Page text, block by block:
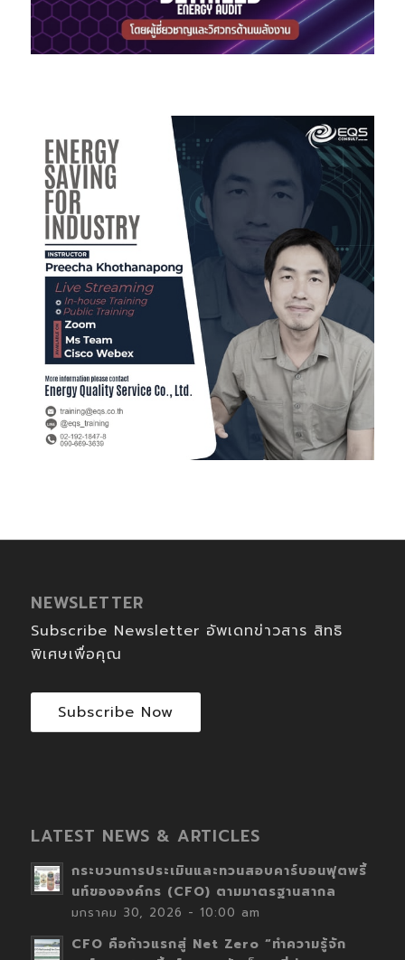
NEWSLETTER
Subscribe Newsletter อัพเดทข่าวสาร สิทธิ
พิเศษเพื่อคุณ
Subscribe Now
LATEST NEWS & ARTICLES
กระบวนการประเมินและทวนสอบคาร์บอนฟุตพริ้
นท์ขององค์กร (CFO) ตามมาตรฐานสากล
มกราคม 30, 2026 - 10:00 am
CFO คือก้าวแรกสู่ Net Zero “ทำความรู้จัก